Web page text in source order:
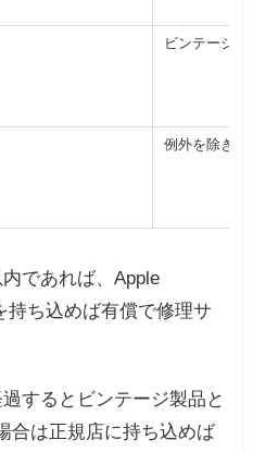
ビンテージ
例外を除き正
であれば、Apple
持ち込めば有償で修理サ
するとビンテージ製品と
合は正規店に持ち込めば